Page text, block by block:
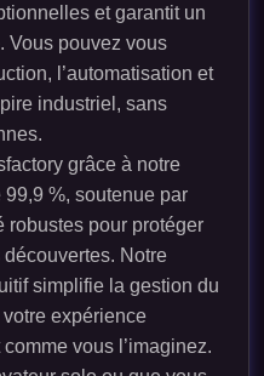
et garantit un
Vous pouvez vous
l’automatisation et
industriel, sans
grâce à notre
%, soutenue par
robustes pour protéger
Notre
simplifie la gestion du
expérience
vous l’imaginez.